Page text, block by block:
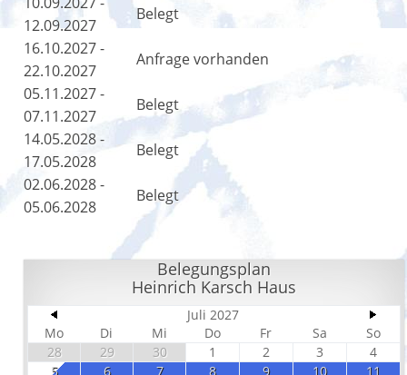
12.09.2027
Belegt
16.10.2027 -
22.10.2027
Anfrage vorhanden
05.11.2027 -
07.11.2027
Belegt
14.05.2028 -
17.05.2028
Belegt
02.06.2028 -
05.06.2028
Belegt
Belegungsplan
Heinrich Karsch Haus
Juli 2027
Mo
Di Mi Do Fr Sa
So
28
29 30 1 2 3
4
5
6 7 8 9 10
11